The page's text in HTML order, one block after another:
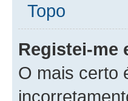
Topo
Registei-me
O mais certo